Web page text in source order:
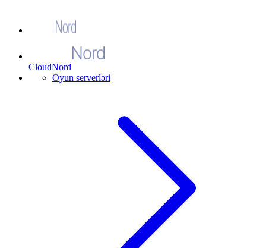
CloudNord
Oyun serverləri